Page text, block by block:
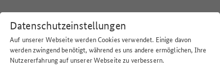
Datenschutzeinstellungen
Auf unserer Webseite werden Cookies verwendet. Einige davon
werden zwingend benötigt, während es uns andere ermöglichen, Ihre
Nutzererfahrung auf unserer Webseite zu verbessern.